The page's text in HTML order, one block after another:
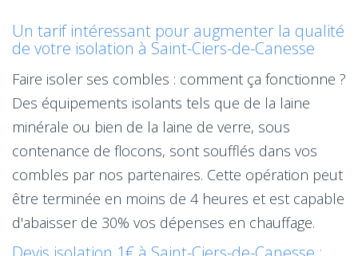
Un tarif intéressant pour augmenter la qualité
de votre isolation à Saint-Ciers-de-Canesse
Faire isoler ses combles : comment ça fonctionne ?
Des équipements isolants tels que de la laine
minérale ou bien de la laine de verre, sous
contenance de flocons, sont soufflés dans vos
combles par nos partenaires. Cette opération peut
être terminée en moins de 4 heures et est capable
d'abaisser de 30% vos dépenses en chauffage.